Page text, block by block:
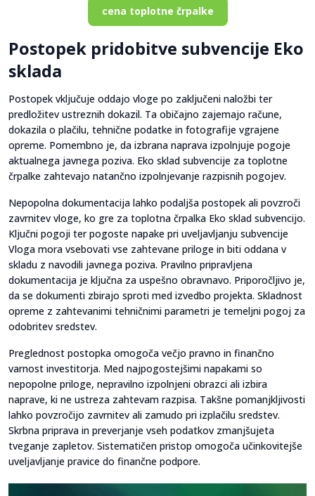
cena toplotne črpalke
Postopek pridobitve subvencije Eko
sklada
Postopek vključuje oddajo vloge po zaključeni naložbi ter
predložitev ustreznih dokazil. Ta običajno zajemajo račune,
dokazila o plačilu, tehnične podatke in fotografije vgrajene
opreme. Pomembno je, da izbrana naprava izpolnjuje pogoje
aktualnega javnega poziva. Eko sklad subvencije za toplotne
črpalke zahtevajo natančno izpolnjevanje razpisnih pogojev.
Nepopolna dokumentacija lahko podaljša postopek ali povzroči
zavrnitev vloge, ko gre za toplotna črpalka Eko sklad subvencijo.
Ključni pogoji ter pogoste napake pri uveljavljanju subvencije
Vloga mora vsebovati vse zahtevane priloge in biti oddana v
skladu z navodili javnega poziva. Pravilno pripravljena
dokumentacija je ključna za uspešno obravnavo. Priporočljivo je,
da se dokumenti zbirajo sproti med izvedbo projekta. Skladnost
opreme z zahtevanimi tehničnimi parametri je temeljni pogoj za
odobritev sredstev.
Preglednost postopka omogoča večjo pravno in finančno
varnost investitorja. Med najpogostejšimi napakami so
nepopolne priloge, nepravilno izpolnjeni obrazci ali izbira
naprave, ki ne ustreza zahtevam razpisa. Takšne pomanjkljivosti
lahko povzročijo zavrnitev ali zamudo pri izplačilu sredstev.
Skrbna priprava in preverjanje vseh podatkov zmanjšujeta
tveganje zapletov. Sistematičen pristop omogoča učinkovitejše
uveljavljanje pravice do finančne podpore.